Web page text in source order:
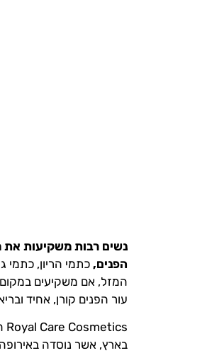
נשים רבות משקיעות את
הפנים, כתמי הריון,
המזל, אם משקיעים
עור הפנים קורן, אחיד